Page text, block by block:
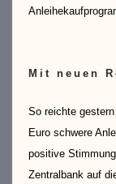
Mit neuen
So reichte
Euro schwere
positive
Zentralbank auf